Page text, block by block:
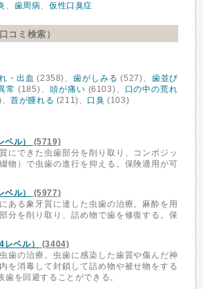
、 歯周病、仮性口臭症
コミ検索）
・出血 (2358)、歯がしみる (527)、 歯並び
常 (185)、 頭が痛い (6103)、
口の中の荒れ
首が腫れる (211)、 口臭 (103)
ル）
(5719)
にできた虫歯部分を削り取り、コンポジッ
物）で虫歯の進行を抑える。保険適用が可
ル）
(5977)
ある象牙質に達した虫歯の治療。麻酔を用
分を削り取り、詰め物で歯を修復する。保
ベル）
(3404)
歯の治療。虫歯に感染した歯質や傷んだ神
を消毒して封鎖して詰め物や被せ物をする
歯を回避することができる。